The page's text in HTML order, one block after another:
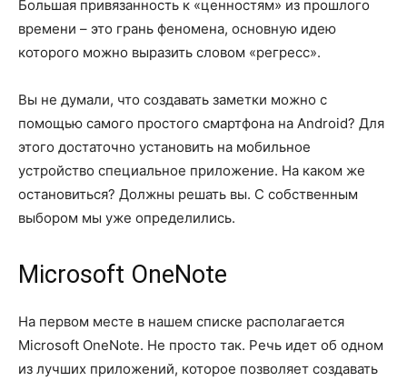
Большая привязанность к «ценностям» из прошлого
времени – это грань феномена, основную идею
которого можно выразить словом «регресс».
Вы не думали, что создавать заметки можно с
помощью самого простого смартфона на Android? Для
этого достаточно установить на мобильное
устройство специальное приложение. На каком же
остановиться? Должны решать вы. С собственным
выбором мы уже определились.
Microsoft OneNote
На первом месте в нашем списке располагается
Microsoft OneNote. Не просто так. Речь идет об одном
из лучших приложений, которое позволяет создавать